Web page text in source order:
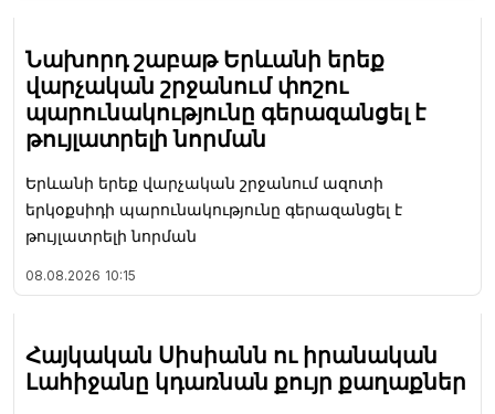
Նախորդ շաբաթ Երևանի երեք
վարչական շրջանում փոշու
պարունակությունը գերազանցել է
թույլատրելի նորման
Երևանի երեք վարչական շրջանում ազոտի
երկօքսիդի պարունակությունը գերազանցել է
թույլատրելի նորման
08.08.2026 10:15
Հայկական Սիսիանն ու իրանական
Լահիջանը կդառնան քույր քաղաքներ